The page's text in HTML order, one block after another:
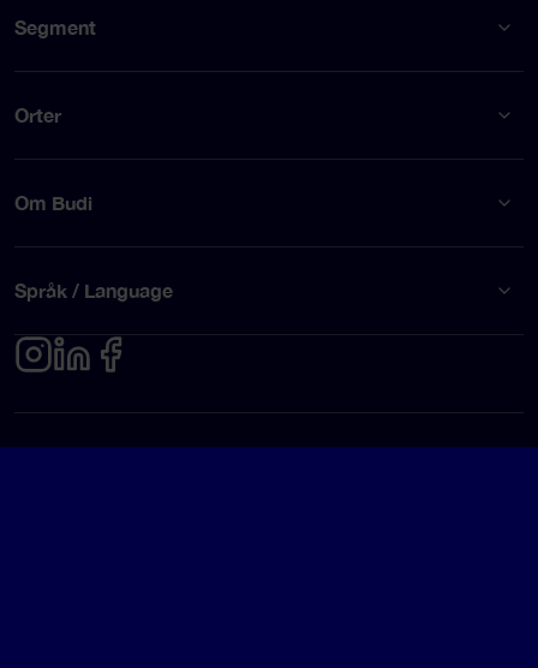
Segment
Orter
Om Budi
Språk / Language